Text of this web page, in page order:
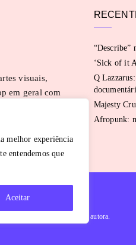
melhor experiência
entendemos que
Aceitar
visuais,
em geral com
“Describe”
‘Sick of it
Q
Majesty
Afropunk:
sem autorização prévia da autora.